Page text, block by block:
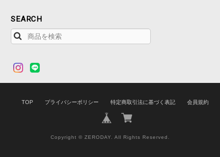
SEARCH
TOP プライバシーポリシー 特定商取引法に基づく表記 会員規約
Copyright © ZERODAY. All Rights Reserved.